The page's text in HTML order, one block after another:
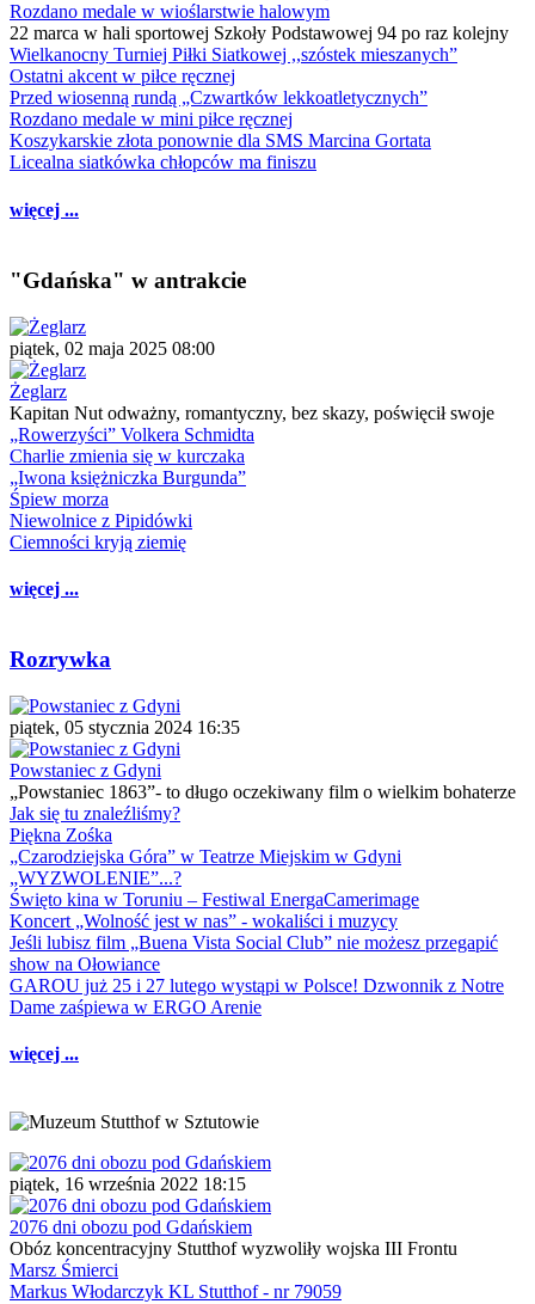
Rozdano medale w wioślarstwie halowym
22 marca w hali sportowej Szkoły Podstawowej 94 po raz kolejny
Wielkanocny Turniej Piłki Siatkowej ,,szóstek mieszanych”
Ostatni akcent w piłce ręcznej
Przed wiosenną rundą „Czwartków lekkoatletycznych”
Rozdano medale w mini piłce ręcznej
Koszykarskie złota ponownie dla SMS Marcina Gortata
Licealna siatkówka chłopców ma finiszu
więcej ...
"Gdańska" w antrakcie
piątek, 02 maja 2025 08:00
Żeglarz
Kapitan Nut odważny, romantyczny, bez skazy, poświęcił swoje
„Rowerzyści” Volkera Schmidta
Charlie zmienia się w kurczaka
„Iwona księżniczka Burgunda”
Śpiew morza
Niewolnice z Pipidówki
Ciemności kryją ziemię
więcej ...
Rozrywka
piątek, 05 stycznia 2024 16:35
Powstaniec z Gdyni
„Powstaniec 1863”- to długo oczekiwany film o wielkim bohaterze
Jak się tu znaleźliśmy?
Piękna Zośka
„Czarodziejska Góra” w Teatrze Miejskim w Gdyni
„WYZWOLENIE”...?
Święto kina w Toruniu – Festiwal EnergaCamerimage
Koncert „Wolność jest w nas” - wokaliści i muzycy
Jeśli lubisz film „Buena Vista Social Club” nie możesz przegapić
show na Ołowiance
GAROU już 25 i 27 lutego wystąpi w Polsce! Dzwonnik z Notre
Dame zaśpiewa w ERGO Arenie
więcej ...
piątek, 16 września 2022 18:15
2076 dni obozu pod Gdańskiem
Obóz koncentracyjny Stutthof wyzwoliły wojska III Frontu
Marsz Śmierci
Markus Włodarczyk KL Stutthof - nr 79059